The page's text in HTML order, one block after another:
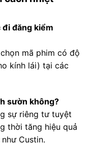
đi đăng kiểm
mã phim có độ
kính lái) tại các
sườn không?
sự riêng tư tuyệt
thời tăng hiệu quả
Custin.